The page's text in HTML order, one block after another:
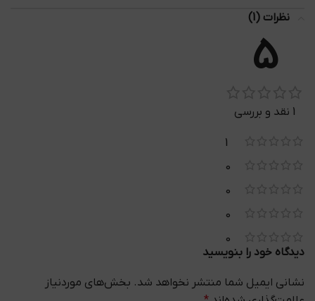
نظرات (1)
5
1 نقد و بررسی
1
0
0
0
0
دیدگاه خود را بنویسید
نشانی ایمیل شما منتشر نخواهد شد. بخش‌های موردنیاز